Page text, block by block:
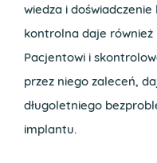
wiedza i
kontrolna daje
Pacjentowi i
przez niego zaleceń,
długoletniego
implantu.